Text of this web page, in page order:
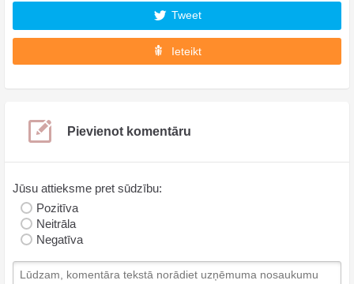
Tweet
Ieteikt
Pievienot komentāru
Jūsu attieksme pret sūdzību:
Pozitīva
Neitrāla
Negatīva